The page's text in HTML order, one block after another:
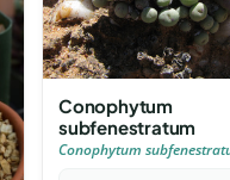
Conophytum
subfenestratum
Conophytum